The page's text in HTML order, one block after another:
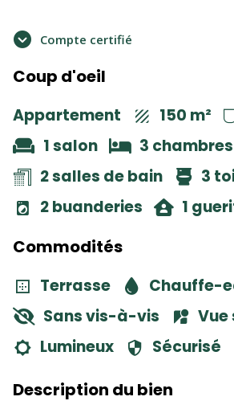
Compte certifié
Coup d'oeil
Appartement 150 m²
1 salon
3 chambres
2 salles de bain
3
2 buanderies
1
Commodités
Terrasse
Chauffe-
Sans vis-à-vis
Lumineux
Sécurisé
Description du bien